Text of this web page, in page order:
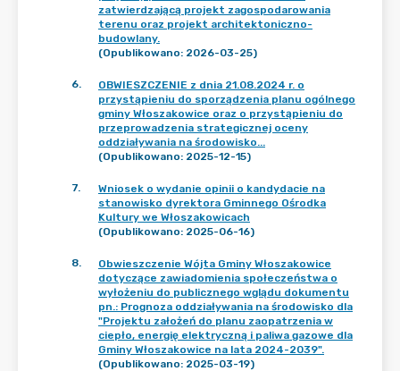
zatwierdzającą projekt zagospodarowania
terenu oraz projekt architektoniczno-
budowlany.
(Opublikowano: 2026-03-25)
6.
OBWIESZCZENIE z dnia 21.08.2024 r. o
przystąpieniu do sporządzenia planu ogólnego
gminy Włoszakowice oraz o przystąpieniu do
przeprowadzenia strategicznej oceny
oddziaływania na środowisko...
(Opublikowano: 2025-12-15)
7.
Wniosek o wydanie opinii o kandydacie na
stanowisko dyrektora Gminnego Ośrodka
Kultury we Włoszakowicach
(Opublikowano: 2025-06-16)
8.
Obwieszczenie Wójta Gminy Włoszakowice
dotyczące zawiadomienia społeczeństwa o
wyłożeniu do publicznego wglądu dokumentu
pn.: Prognoza oddziaływania na środowisko dla
"Projektu założeń do planu zaopatrzenia w
ciepło, energię elektryczną i paliwa gazowe dla
Gminy Włoszakowice na lata 2024-2039".
(Opublikowano: 2025-03-19)